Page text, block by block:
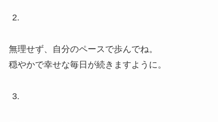
無理せず、自分のペースで歩んでね。
穏やかで幸せな毎日が続きますように。